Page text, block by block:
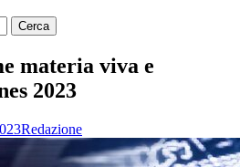
materia viva e
2023
Redazione